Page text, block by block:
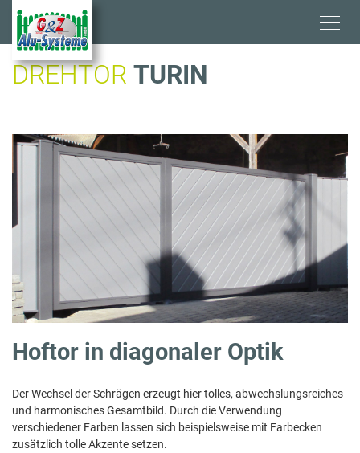
Direkt
Inhalt
DREHTOR TURIN
Hoftor in diagonaler Optik
Der Wechsel der Schrägen erzeugt hier tolles, abwechslungsreiches
und harmonisches Gesamtbild. Durch die Verwendung
verschiedener Farben lassen sich beispielsweise mit Farbecken
zusätzlich tolle Akzente setzen.